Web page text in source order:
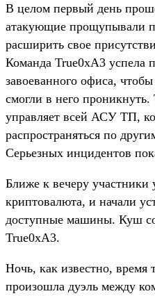
В целом первый день
атакующие прощупывали
расширить свое
Команда True0xA3 успела
завоеванного офиса,
смогли в него
управляет всей АСУ ТП,
распространяться по
Серьезных инцидентов
Ближе к вечеру участники
криптовалюта, и начали
доступные машины. Куш
True0xA3.
Ночь, как известно, время
произошла дуэль между